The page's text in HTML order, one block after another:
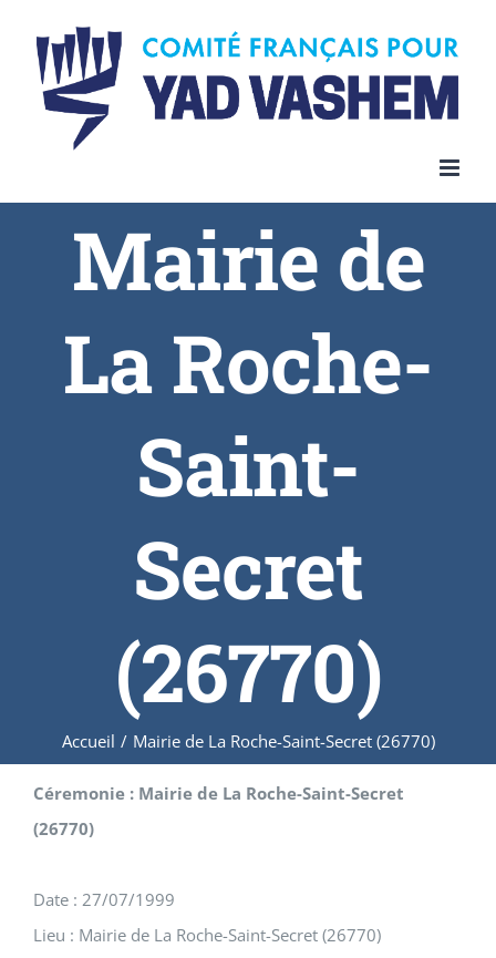
content
Mairie de
La Roche-
Saint-
Secret
(26770)
Accueil / Mairie de La Roche-Saint-Secret (26770)
Céremonie : Mairie de La Roche-Saint-Secret
(26770)
Date : 27/07/1999
Lieu : Mairie de La Roche-Saint-Secret (26770)